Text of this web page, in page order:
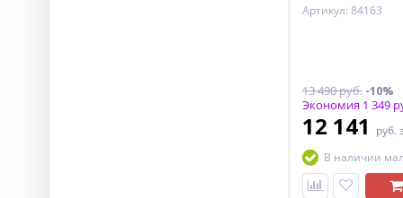
Артикул: 84163
13 490 руб.-10%
Экономия 1 349
12 141 руб.
В наличии